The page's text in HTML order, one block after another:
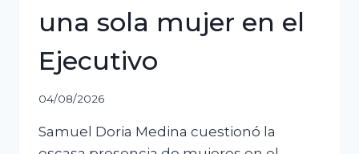
una sola mujer en el
Ejecutivo
04/08/2026
Samuel Doria Medina cuestionó la